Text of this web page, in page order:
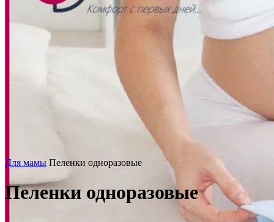
Для мамы Пеленки одноразовые
Пеленки одноразовые